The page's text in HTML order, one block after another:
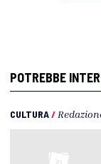
POTREBBE
CULTURA/